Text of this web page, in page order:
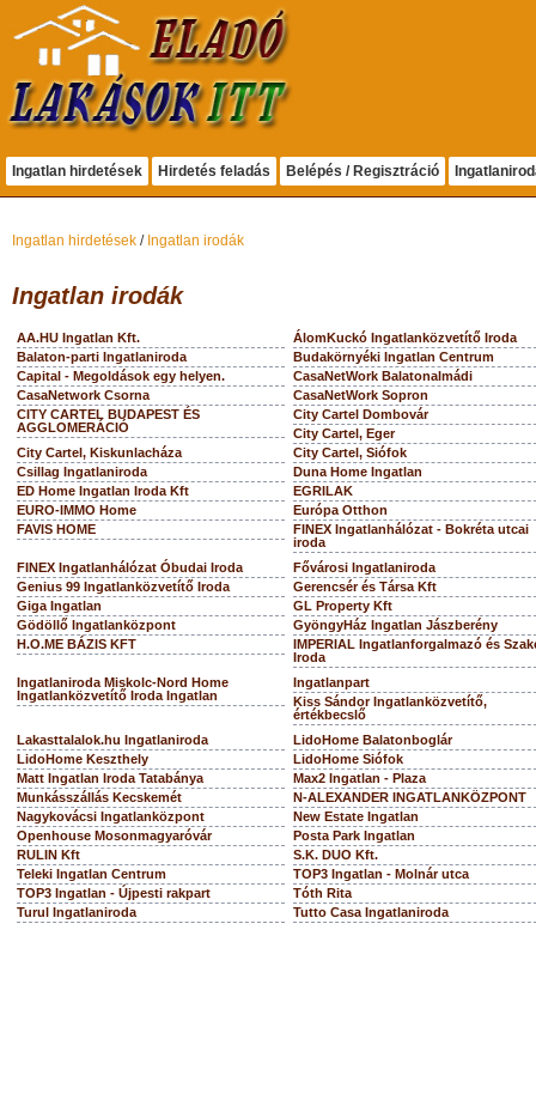
Ingatlan hirdetések Hirdetés feladás Belépés / Regisztráció
Ingatlan hirdetések / Ingatlan irodák
Ingatlan irodák
AA.HU Ingatlan Kft.
ÁlomKuckó Ingatlanközvetítő Iroda
Balaton-parti Ingatlaniroda
Budakörnyéki Ingatlan Centrum
Capital - Megoldások egy helyen.
CasaNetWork Balatonalmádi
CasaNetwork Csorna
CasaNetWork Sopron
CITY CARTEL BUDAPEST ÉS
AGGLOMERÁCIÓ
City Cartel Dombovár
City Cartel, Eger
City Cartel, Kiskunlacháza
City Cartel, Siófok
Csillag Ingatlaniroda
Duna Home Ingatlan
ED Home Ingatlan Iroda Kft
EGRILAK
EURO-IMMO Home
Európa Otthon
FAVIS HOME
FINEX Ingatlanhálózat - Bokréta utcai
iroda
FINEX Ingatlanhálózat Óbudai Iroda
Fővárosi Ingatlaniroda
Genius 99 Ingatlanközvetítő Iroda
Gerencsér és Társa Kft
Giga Ingatlan
GL Property Kft
Gödöllő Ingatlanközpont
GyöngyHáz Ingatlan Jászberény
H.O.ME BÁZIS KFT
IMPERIAL Ingatlanforgalmazó és
Iroda
Ingatlaniroda Miskolc-Nord Home
Ingatlanközvetítő Iroda Ingatlan
Ingatlanpart
Kiss Sándor Ingatlanközvetítő,
értékbecslő
Lakasttalalok.hu Ingatlaniroda
LidoHome Balatonboglár
LidoHome Keszthely
LidoHome Siófok
Matt Ingatlan Iroda Tatabánya
Max2 Ingatlan - Plaza
Munkásszállás Kecskemét
N-ALEXANDER INGATLANKÖZPONT
Nagykovácsi Ingatlanközpont
New Estate Ingatlan
Openhouse Mosonmagyaróvár
Posta Park Ingatlan
RULIN Kft
S.K. DUO Kft.
Teleki Ingatlan Centrum
TOP3 Ingatlan - Molnár utca
TOP3 Ingatlan - Újpesti rakpart
Tóth Rita
Turul Ingatlaniroda
Tutto Casa Ingatlaniroda